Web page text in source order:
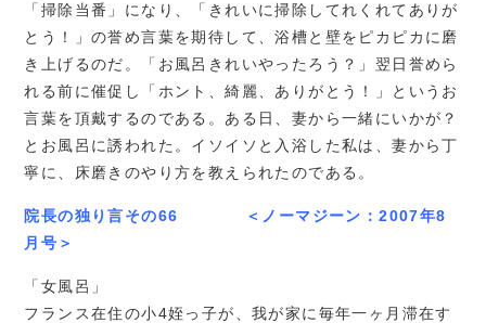
「掃除当番」になり、「きれいに掃除してれくれてありが
とう！」の誉め言葉を期待して、浴槽と壁をピカピカに磨
き上げるのだ。「お風呂きれいやったろう？」翌日誉めら
れる前に催促し「ホント、綺麗、ありがとう！」というお
言葉を頂戴するのである。ある日、妻から一緒にいかが？
とお風呂に誘われた。イソイソと入浴した私は、妻から丁
寧に、床磨きのやり方を教えられたのである。
院長の独り言その66 ＜ノーマジーン：2007年8
月号＞
「女風呂」
フランス在住の小4姪っ子が、我が家に毎年一ヶ月滞在す